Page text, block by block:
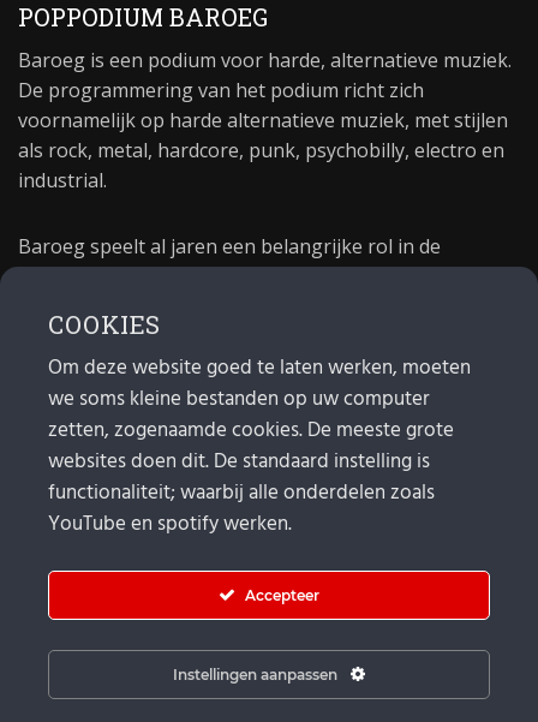
POPPODIUM BAROEG
Baroeg is een podium voor harde, alternatieve muziek.
De programmering van het podium richt zich
voornamelijk op harde alternatieve muziek, met stijlen
als rock, metal, hardcore, punk, psychobilly, electro en
industrial.
Baroeg speelt al jaren een belangrijke rol in de
poppodium 40 jaar.
MAIL
Algemeen: info@baroeg.nl
Bands & boeking: leon@baroeg.nl
Promotie & publiciteit: francis@baroeg.nl
COOKIES
Om deze website goed te laten werken, moeten
we soms kleine bestanden op uw computer
zetten, zogenaamde cookies. De meeste grote
websites doen dit. De standaard instelling is
functionaliteit; waarbij alle onderdelen zoals
YouTube en spotify werken.
Accepteer
Instellingen aanpassen